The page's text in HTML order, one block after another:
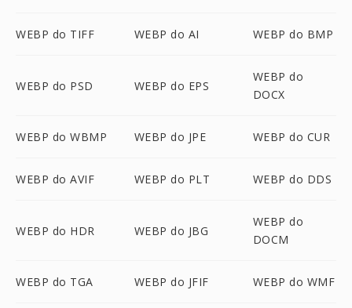
WEBP do TIFF WEBP do AI WEBP do BMP
WEBP do PSD WEBP do EPS
WEBP do
DOCX
WEBP do WBMP WEBP do JPE WEBP do CUR
WEBP do AVIF WEBP do PLT WEBP do DDS
WEBP do HDR WEBP do JBG
WEBP do
DOCM
WEBP do TGA WEBP do JFIF WEBP do WMF